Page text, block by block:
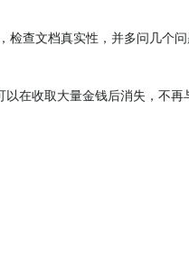
查文档真实性，并多问几个问
在收取大量金钱后消失，不再